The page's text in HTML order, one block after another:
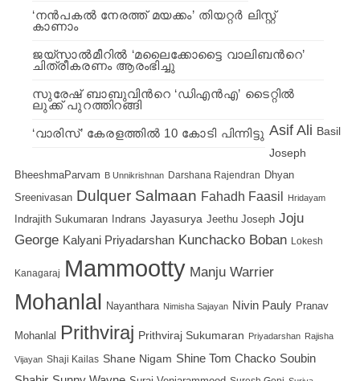
‘നന്‍പകല്‍ നേരത്ത് മയക്കം’ തിയറ്റര്‍ ലിസ്റ്റ്
കാണാം
ജയ്‍സാല്‍മീറില്‍ ‘മലൈക്കോട്ടൈ വാലിബന്‍റെ’
ചിത്രീകരണം ആരംഭിച്ചു
സുരേഷ് ബാബുവിന്‍റെ ‘ഡിഎന്‍എ’ ടൈറ്റില്‍
ലുക്ക് പുറത്തിറങ്ങി
‘വാരിസ്’ കേരളത്തില്‍ 10 കോടി പിന്നിട്ടു Asif Ali Basil
Joseph
BheeshmaParvam B Unnikrishnan Darshana Rajendran
Dhyan
Sreenivasan Dulquer Salmaan Fahadh Faasil Hridayam
Indrajith Sukumaran Indrans Jayasurya Jeethu Joseph Joju
George Kalyani Priyadarshan Kunchacko Boban Lokesh
Kanagaraj Mammootty Manju Warrier
Mohanlal Nayanthara Nimisha Sajayan Nivin Pauly Pranav
Mohanlal Prithviraj Prithviraj Sukumaran Priyadarshan Rajisha
Vijayan Shaji Kailas Shane Nigam Shine Tom Chacko Soubin